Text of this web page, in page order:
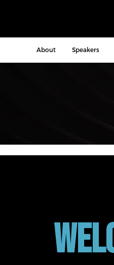
About Speakers